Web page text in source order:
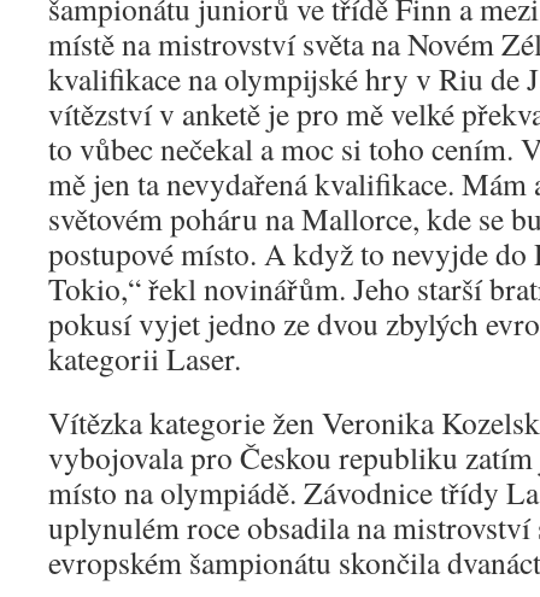
místě na mistrovství světa na Novém
kvalifikace na olympijské hry v Riu de
vítězství v anketě je pro mě velké
to vůbec nečekal a moc si toho cením.
mě jen ta nevydařená kvalifikace. Mám
světovém poháru na Mallorce, kde se
postupové místo. A když to nevyjde
Tokio,“ řekl novinářům. Jeho starší
pokusí vyjet jedno ze dvou zbylých
kategorii Laser.
Vítězka kategorie žen Veronika
vybojovala pro Českou republiku zatím
místo na olympiádě. Závodnice třídy
uplynulém roce obsadila na mistrovství
evropském šampionátu skončila